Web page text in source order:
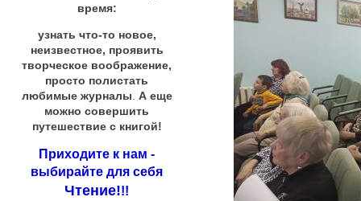
время:
узнать что-то новое,
неизвестное, проявить
творческое воображение,
просто полистать
любимые журналы А еще
можно совершить
путешествие с книгой!
Приходите к нам -
выбирайте для себя
Чтение!!!